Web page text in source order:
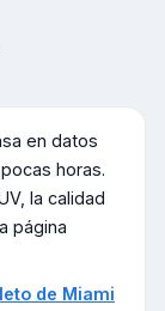
en datos
horas.
la calidad
página
de Miami